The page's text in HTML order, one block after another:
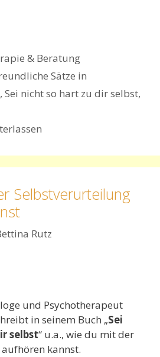
& Beratung
Sätze in
, Sei nicht so hart zu dir selbst,
Selbstverurteilung
Rutz
und Psychotherapeut
in seinem Buch „Sei
selbst“ u.a., wie du mit der
kannst.